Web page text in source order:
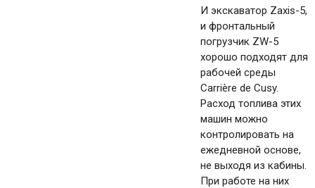
И экскаватор Zaxis-5,
и фронтальный
погрузчик ZW-5
хорошо подходят для
рабочей среды
Carrière de Cusy.
Расход топлива этих
машин можно
контролировать на
ежедневной основе,
не выходя из кабины.
При работе на них